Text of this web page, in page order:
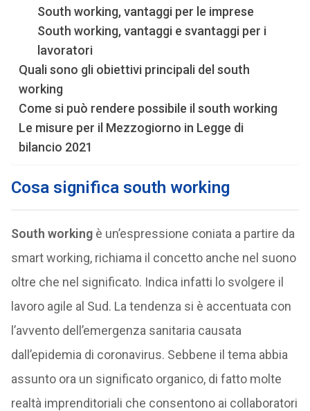
South working, vantaggi per le imprese
South working, vantaggi e svantaggi per i
lavoratori
Quali sono gli obiettivi principali del south
working
Come si può rendere possibile il south working
Le misure per il Mezzogiorno in Legge di
bilancio 2021
Cosa significa south working
South working è un’espressione coniata a partire da
smart working, richiama il concetto anche nel suono
oltre che nel significato. Indica infatti lo svolgere il
lavoro agile al Sud. La tendenza si è accentuata con
l’avvento dell’emergenza sanitaria causata
dall’epidemia di coronavirus. Sebbene il tema abbia
assunto ora un significato organico, di fatto molte
realtà imprenditoriali che consentono ai collaboratori